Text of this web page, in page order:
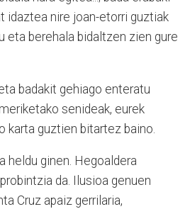
idaztea nire joan-etorri guztiak
eta berehala bidaltzen zien gure
badakit gehiago enteratu
senideak, eurek
karta guztien bitartez baino.
heldu ginen. Hegoaldera
da. Ilusioa genuen
Cruz apaiz gerrilaria,